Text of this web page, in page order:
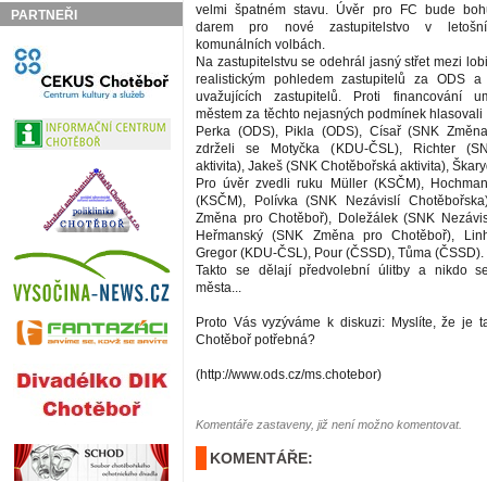
PARTNEŘI
velmi špatném stavu. Úvěr pro FC bude
darem pro nové zastupitelstvo v
komunálních volbách.
Na zastupitelstvu se odehrál jasný střet mezi
realistickým pohledem zastupitelů za ODS
uvažujících zastupitelů. Proti financování
městem za těchto nejasných podmínek hlasovali
Perka (ODS), Pikla (ODS), Císař (SNK
zdrželi se Motyčka (KDU-ČSL), Richter
aktivita), Jakeš (SNK Chotěbořská aktivita),
Pro úvěr zvedli ruku Müller (KSČM),
(KSČM), Polívka (SNK Nezávislí
Změna pro Chotěboř), Doležálek (SNK
Heřmanský (SNK Změna pro Chotěboř),
Gregor (KDU-ČSL), Pour (ČSSD), Tůma (ČSSD).
Takto se dělají předvolební úlitby a nikdo
města...
Proto Vás vyzýváme k diskuzi: Myslíte, že je
Chotěboř potřebná?
(http://www.ods.cz/ms.chotebor)
Komentáře zastaveny, již není možno komentovat.
KOMENTÁŘE: